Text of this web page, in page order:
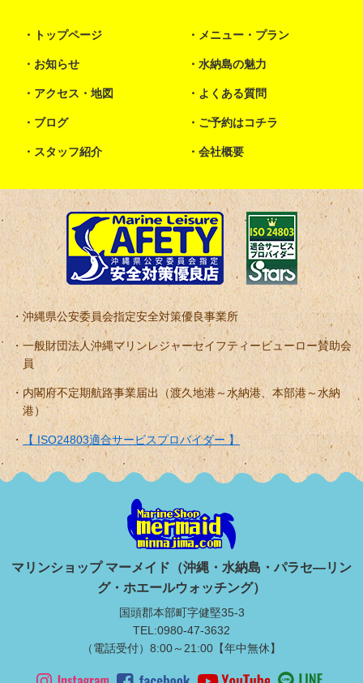
トップページ メニュー・プラン
お知らせ 水納島の魅力
アクセス・地図 よくある質問
ブログ ご予約はコチラ
スタッフ紹介 会社概要
沖縄県公安委員会指定安全対策優良事業所
一般財団法人沖縄マリンレジャーセイフティービューロー賛助会
員
内閣府不定期航路事業届出（渡久地港～水納港、本部港～水納
港）
【 ISO24803適合サービスプロバイダー 】
マリンショップ マーメイド（沖縄・水納島・パラセ―リン
グ・ホエールウォッチング）
国頭郡本部町字健堅35-3
TEL:0980-47-3632
（電話受付）8:00～21:00【年中無休】